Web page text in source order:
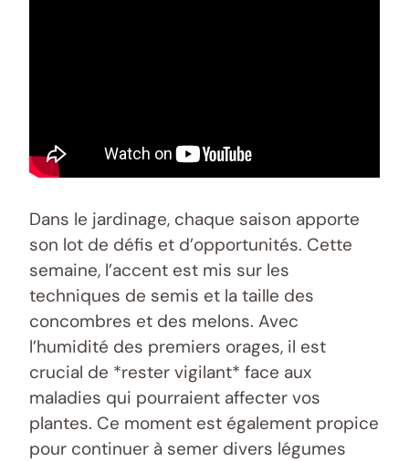
Dans le jardinage, chaque saison apporte
son lot de défis et d’opportunités. Cette
semaine, l’accent est mis sur les
techniques de semis et la taille des
concombres et des melons. Avec
l’humidité des premiers orages, il est
crucial de *rester vigilant* face aux
maladies qui pourraient affecter vos
plantes. Ce moment est également propice
pour continuer à semer divers légumes